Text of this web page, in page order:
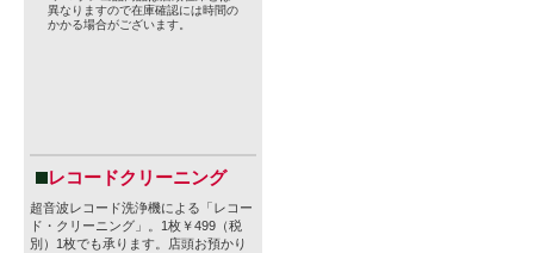
異なりますので在庫確認には時間の
かかる場合がございます。
レコードクリーニング
超音波レコード洗浄機による「レコー
ド・クリーニング」。1枚￥499（税
別）1枚でも承ります。店頭お預かり